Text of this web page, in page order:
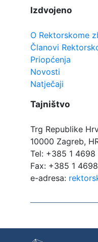
Izdvojeno
O Rektorskome
Članovi
Priopćenja
Novosti
Natječaji
Tajništvo
Trg Republike
10000 Zagreb,
Tel: +385 1 4698
Fax: +385 1 4698
e-adresa: